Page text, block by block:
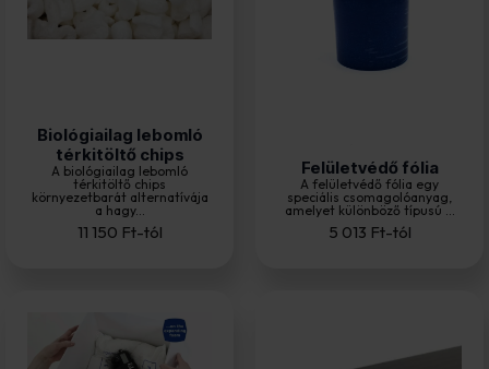
Biológiailag lebomló
térkitöltő chips
A biológiailag lebomló
térkitöltő chips
környezetbarát alternatívája
a hagy...
11 150 Ft-tól
Felületvédő fólia
A felületvédő fólia egy
speciális csomagolóanyag,
amelyet különböző típusú ...
5 013 Ft-tól